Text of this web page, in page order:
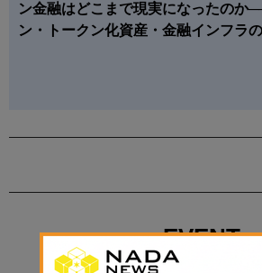
ン金融はどこまで現実になったのか
ン・トークン化資産・金融インフラ
EVENT